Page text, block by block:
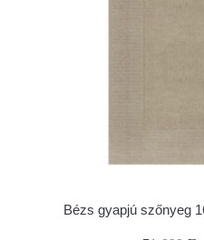
Bézs gyapjú szőnyeg